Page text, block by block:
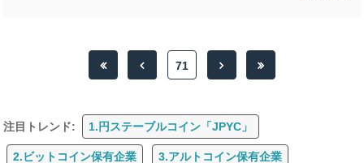
71
注目トレンド: 1.円ステーブルコイン「JPYC」
2.ビットコイン保有企業 3.アルトコイン保有企業